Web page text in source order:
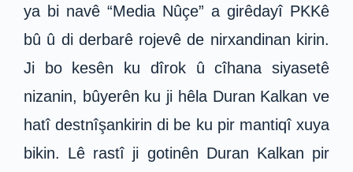
ya bi navê “Media Nûçe” a girêdayî PKKê
bû û di derbarê rojevê de nirxandinan kirin.
Ji bo kesên ku dîrok û cîhana siyasetê
nizanin, bûyerên ku ji hêla Duran Kalkan ve
hatî destnîşankirin di be ku pir mantiqî xuya
bikin. Lê rastî ji gotinên Duran Kalkan pir